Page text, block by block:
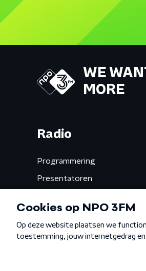
WE
MORE
Radio
Programmering
Presentatoren
Gemist
Algemene voorwaarden